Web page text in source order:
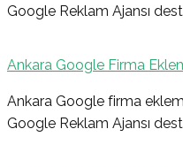
Google Reklam Ajansı
Ankara Google Firma
Ankara Google firma
Google Reklam Ajansı